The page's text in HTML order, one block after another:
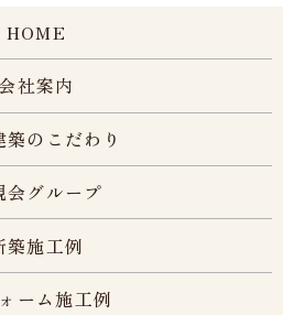
HOME
社案内
築のこだわり
会グループ
築施工例
ーム施工例